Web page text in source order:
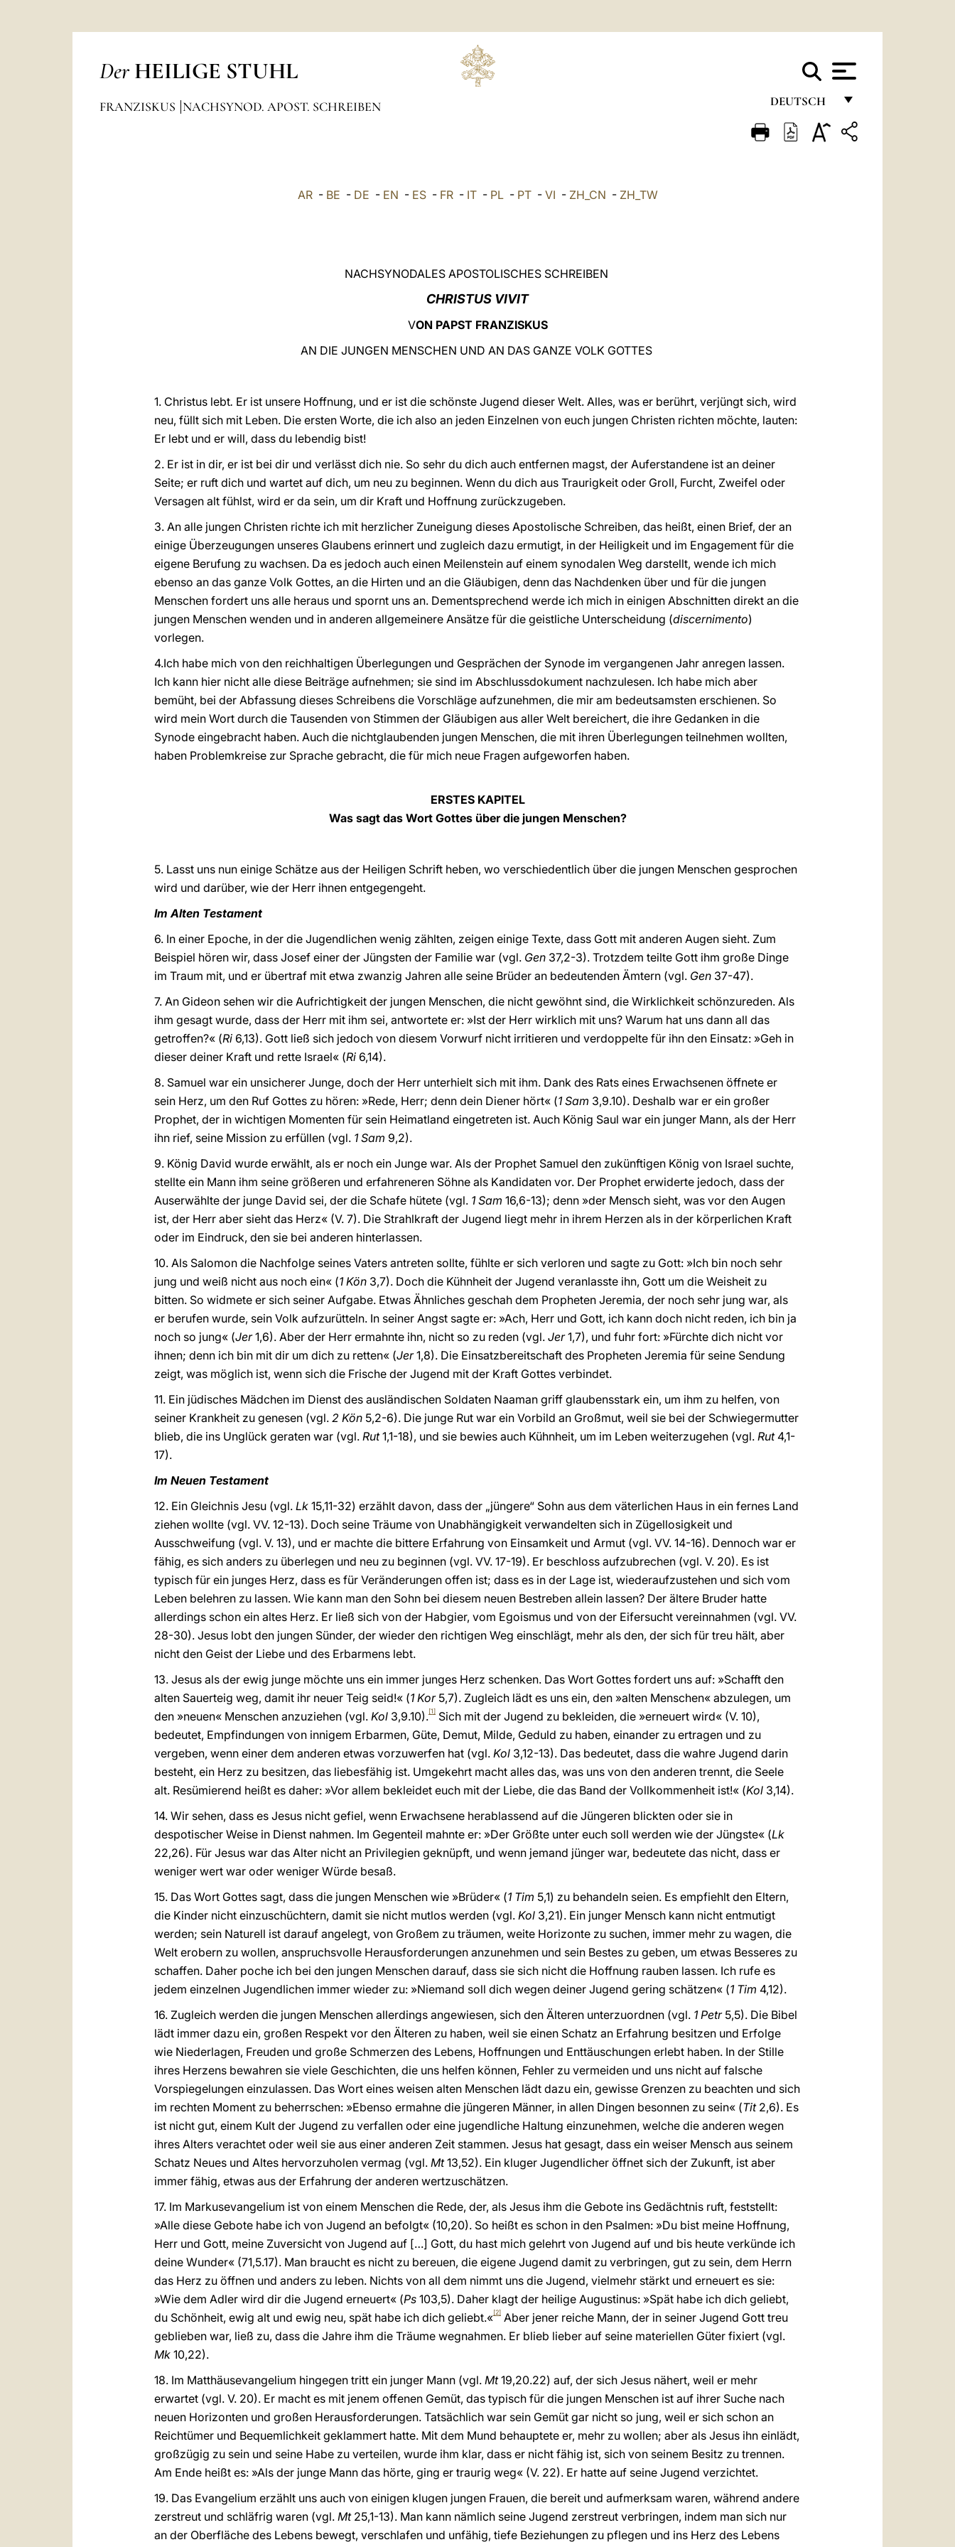
Der HEILIGE STUHL
DEUTSCH
FRANÇAIS
FRANZISKUS NACHSYNOD. APOST. SCHREIBEN
AR- BE - DE - EN - ES- FR- IT- PL- PT- VI - ZH_CN - ZH_TW
NACHSYNODALES APOSTOLISCHES SCHREIBEN
CHRISTUS VIVIT
VON PAPST FRANZISKUS
AN DIE JUNGEN MENSCHEN UND AN DAS GANZE VOLK GOTTES
1. Christus lebt. Er ist unsere Hoffnung, und er ist die schönste Jugend dieser Welt. Alles, was er berührt, verjüngt sich, wird
neu, füllt sich mit Leben. Die ersten Worte, die ich also an jeden Einzelnen von euch jungen Christen richten möchte, lauten:
Er lebt und er will, dass du lebendig bist!
2. Er ist in dir, er ist bei dir und verlässt dich nie. So sehr du dich auch entfernen magst, der Auferstandene ist an deiner
Seite; er ruft dich und wartet auf dich, um neu zu beginnen. Wenn du dich aus Traurigkeit oder Groll, Furcht, Zweifel oder
Versagen alt fühlst, wird er da sein, um dir Kraft und Hoffnung zurückzugeben.
3. An alle jungen Christen richte ich mit herzlicher Zuneigung dieses Apostolische Schreiben, das heißt, einen Brief, der an
einige Überzeugungen unseres Glaubens erinnert und zugleich dazu ermutigt, in der Heiligkeit und im Engagement für die
eigene Berufung zu wachsen. Da es jedoch auch einen Meilenstein auf einem synodalen Weg darstellt, wende ich mich
ebenso an das ganze Volk Gottes, an die Hirten und an die Gläubigen, denn das Nachdenken über und für die jungen
Menschen fordert uns alle heraus und spornt uns an. Dementsprechend werde ich mich in einigen Abschnitten direkt an die
jungen Menschen wenden und in anderen allgemeinere Ansätze für die geistliche Unterscheidung (discernimento)
vorlegen.
4.Ich habe mich von den reichhaltigen Überlegungen und Gesprächen der Synode im vergangenen Jahr anregen lassen.
Ich kann hier nicht alle diese Beiträge aufnehmen; sie sind im Abschlussdokument nachzulesen. Ich habe mich aber
bemüht, bei der Abfassung dieses Schreibens die Vorschläge aufzunehmen, die mir am bedeutsamsten erschienen. So
wird mein Wort durch die Tausenden von Stimmen der Gläubigen aus aller Welt bereichert, die ihre Gedanken in die
Synode eingebracht haben. Auch die nichtglaubenden jungen Menschen, die mit ihren Überlegungen teilnehmen wollten,
haben Problemkreise zur Sprache gebracht, die für mich neue Fragen aufgeworfen haben.
ERSTES KAPITEL
Was sagt das Wort Gottes über die jungen Menschen?
5. Lasst uns nun einige Schätze aus der Heiligen Schrift heben, wo verschiedentlich über die jungen Menschen gesprochen
wird und darüber, wie der Herr ihnen entgegengeht.
Im Alten Testament
6. In einer Epoche, in der die Jugendlichen wenig zählten, zeigen einige Texte, dass Gott mit anderen Augen sieht. Zum
Beispiel hören wir, dass Josef einer der Jüngsten der Familie war (vgl. Gen 37,2-3). Trotzdem teilte Gott ihm große Dinge
im Traum mit, und er übertraf mit etwa zwanzig Jahren alle seine Brüder an bedeutenden Ämtern (vgl. Gen 37-47).
7. An Gideon sehen wir die Aufrichtigkeit der jungen Menschen, die nicht gewöhnt sind, die Wirklichkeit schönzureden. Als
ihm gesagt wurde, dass der Herr mit ihm sei, antwortete er: »Ist der Herr wirklich mit uns? Warum hat uns dann all das
getroffen?« (Ri 6,13). Gott ließ sich jedoch von diesem Vorwurf nicht irritieren und verdoppelte für ihn den Einsatz: »Geh in
dieser deiner Kraft und rette Israel« (Ri 6,14).
8. Samuel war ein unsicherer Junge, doch der Herr unterhielt sich mit ihm. Dank des Rats eines Erwachsenen öffnete er
sein Herz, um den Ruf Gottes zu hören: »Rede, Herr; denn dein Diener hört« (1 Sam 3,9.10). Deshalb war er ein großer
Prophet, der in wichtigen Momenten für sein Heimatland eingetreten ist. Auch König Saul war ein junger Mann, als der Herr
ihn rief, seine Mission zu erfüllen (vgl. 1 Sam 9,2).
9. König David wurde erwählt, als er noch ein Junge war. Als der Prophet Samuel den zukünftigen König von Israel suchte,
stellte ein Mann ihm seine größeren und erfahreneren Söhne als Kandidaten vor. Der Prophet erwiderte jedoch, dass der
Auserwählte der junge David sei, der die Schafe hütete (vgl. 1 Sam 16,6-13); denn »der Mensch sieht, was vor den Augen
ist, der Herr aber sieht das Herz« (V. 7). Die Strahlkraft der Jugend liegt mehr in ihrem Herzen als in der körperlichen Kraft
oder im Eindruck, den sie bei anderen hinterlassen.
10. Als Salomon die Nachfolge seines Vaters antreten sollte, fühlte er sich verloren und sagte zu Gott: »Ich bin noch sehr
jung und weiß nicht aus noch ein« (1 Kön 3,7). Doch die Kühnheit der Jugend veranlasste ihn, Gott um die Weisheit zu
bitten. So widmete er sich seiner Aufgabe. Etwas Ähnliches geschah dem Propheten Jeremia, der noch sehr jung war, als
er berufen wurde, sein Volk aufzurütteln. In seiner Angst sagte er: »Ach, Herr und Gott, ich kann doch nicht reden, ich bin ja
noch so jung« (Jer1,6). Aber der Herr ermahnte ihn, nicht so zu reden (vgl. Jer1,7), und fuhr fort: »Fürchte dich nicht vor
ihnen; denn ich bin mit dir um dich zu retten« (Jer1,8). Die Einsatzbereitschaft des Propheten Jeremia für seine Sendung
zeigt, was möglich ist, wenn sich die Frische der Jugend mit der Kraft Gottes verbindet.
11. Ein jüdisches Mädchen im Dienst des ausländischen Soldaten Naaman griff glaubensstark ein, um ihm zu helfen, von
seiner Krankheit zu genesen (vgl. 2 Kön 5,2-6). Die junge Rut war ein Vorbild an Großmut, weil sie bei der Schwiegermutter
blieb, die ins Unglück geraten war (vgl. Rut1,1-18), und sie bewies auch Kühnheit, um im Leben weiterzugehen (vgl. Rut4,1-
17).
Im Neuen Testament
12. Ein Gleichnis Jesu (vgl. Lk 15,11-32) erzählt davon, dass der „jüngere“ Sohn aus dem väterlichen Haus in ein fernes Land
ziehen wollte (vgl. VV. 12-13). Doch seine Träume von Unabhängigkeit verwandelten sich in Zügellosigkeit und
Ausschweifung (vgl. V. 13), und er machte die bittere Erfahrung von Einsamkeit und Armut (vgl. VV. 14-16). Dennoch war er
fähig, es sich anders zu überlegen und neu zu beginnen (vgl. VV. 17-19). Er beschloss aufzubrechen (vgl. V. 20). Es ist
typisch für ein junges Herz, dass es für Veränderungen offen ist; dass es in der Lage ist, wiederaufzustehen und sich vom
Leben belehren zu lassen. Wie kann man den Sohn bei diesem neuen Bestreben allein lassen? Der ältere Bruder hatte
allerdings schon ein altes Herz. Er ließ sich von der Habgier, vom Egoismus und von der Eifersucht vereinnahmen (vgl. VV.
28-30). Jesus lobt den jungen Sünder, der wieder den richtigen Weg einschlägt, mehr als den, der sich für treu hält, aber
nicht den Geist der Liebe und des Erbarmens lebt.
13. Jesus als der ewig junge möchte uns ein immer junges Herz schenken. Das Wort Gottes fordert uns auf: »Schafft den
alten Sauerteig weg, damit ihr neuer Teig seid!« (1 Kor5,7). Zugleich lädt es uns ein, den »alten Menschen« abzulegen, um
den »neuen« Menschen anzuziehen (vgl. Kol 3,9.10).[1] Sich mit der Jugend zu bekleiden, die »erneuert wird« (V. 10),
bedeutet, Empfindungen von innigem Erbarmen, Güte, Demut, Milde, Geduld zu haben, einander zu ertragen und zu
vergeben, wenn einer dem anderen etwas vorzuwerfen hat (vgl. Kol 3,12-13). Das bedeutet, dass die wahre Jugend darin
besteht, ein Herz zu besitzen, das liebesfähig ist. Umgekehrt macht alles das, was uns von den anderen trennt, die Seele
alt. Resümierend heißt es daher: »Vor allem bekleidet euch mit der Liebe, die das Band der Vollkommenheit ist!« (Kol 3,14).
14. Wir sehen, dass es Jesus nicht gefiel, wenn Erwachsene herablassend auf die Jüngeren blickten oder sie in
despotischer Weise in Dienst nahmen. Im Gegenteil mahnte er: »Der Größte unter euch soll werden wie der Jüngste« (Lk
22,26). Für Jesus war das Alter nicht an Privilegien geknüpft, und wenn jemand jünger war, bedeutete das nicht, dass er
weniger wert war oder weniger Würde besaß.
15. Das Wort Gottes sagt, dass die jungen Menschen wie »Brüder« (1 Tim 5,1) zu behandeln seien. Es empfiehlt den Eltern,
die Kinder nicht einzuschüchtern, damit sie nicht mutlos werden (vgl. Kol 3,21). Ein junger Mensch kann nicht entmutigt
werden; sein Naturell ist darauf angelegt, von Großem zu träumen, weite Horizonte zu suchen, immer mehr zu wagen, die
Welt erobern zu wollen, anspruchsvolle Herausforderungen anzunehmen und sein Bestes zu geben, um etwas Besseres zu
schaffen. Daher poche ich bei den jungen Menschen darauf, dass sie sich nicht die Hoffnung rauben lassen. Ich rufe es
jedem einzelnen Jugendlichen immer wieder zu: »Niemand soll dich wegen deiner Jugend gering schätzen« (1 Tim 4,12).
16. Zugleich werden die jungen Menschen allerdings angewiesen, sich den Älteren unterzuordnen (vgl. 1 Petr 5,5). Die Bibel
lädt immer dazu ein, großen Respekt vor den Älteren zu haben, weil sie einen Schatz an Erfahrung besitzen und Erfolge
wie Niederlagen, Freuden und große Schmerzen des Lebens, Hoffnungen und Enttäuschungen erlebt haben. In der Stille
ihres Herzens bewahren sie viele Geschichten, die uns helfen können, Fehler zu vermeiden und uns nicht auf falsche
Vorspiegelungen einzulassen. Das Wort eines weisen alten Menschen lädt dazu ein, gewisse Grenzen zu beachten und sich
im rechten Moment zu beherrschen: »Ebenso ermahne die jüngeren Männer, in allen Dingen besonnen zu sein« (Tit2,6). Es
ist nicht gut, einem Kult der Jugend zu verfallen oder eine jugendliche Haltung einzunehmen, welche die anderen wegen
ihres Alters verachtet oder weil sie aus einer anderen Zeit stammen. Jesus hat gesagt, dass ein weiser Mensch aus seinem
Schatz Neues und Altes hervorzuholen vermag (vgl. Mt13,52). Ein kluger Jugendlicher öffnet sich der Zukunft, ist aber
immer fähig, etwas aus der Erfahrung der anderen wertzuschätzen.
17. Im Markusevangelium ist von einem Menschen die Rede, der, als Jesus ihm die Gebote ins Gedächtnis ruft, feststellt:
»Alle diese Gebote habe ich von Jugend an befolgt« (10,20). So heißt es schon in den Psalmen: »Du bist meine Hoffnung,
Herr und Gott, meine Zuversicht von Jugend auf […] Gott, du hast mich gelehrt von Jugend auf und bis heute verkünde ich
deine Wunder« (71,5.17). Man braucht es nicht zu bereuen, die eigene Jugend damit zu verbringen, gut zu sein, dem Herrn
das Herz zu öffnen und anders zu leben. Nichts von all dem nimmt uns die Jugend, vielmehr stärkt und erneuert es sie:
»Wie dem Adler wird dir die Jugend erneuert« (Ps 103,5). Daher klagt der heilige Augustinus: »Spät habe ich dich geliebt,
du Schönheit, ewig alt und ewig neu, spät habe ich dich geliebt.«[2] Aber jener reiche Mann, der in seiner Jugend Gott treu
geblieben war, ließ zu, dass die Jahre ihm die Träume wegnahmen. Er blieb lieber auf seine materiellen Güter fixiert (vgl.
Mk 10,22).
18. Im Matthäusevangelium hingegen tritt ein junger Mann (vgl. Mt19,20.22) auf, der sich Jesus nähert, weil er mehr
erwartet (vgl. V. 20). Er macht es mit jenem offenen Gemüt, das typisch für die jungen Menschen ist auf ihrer Suche nach
neuen Horizonten und großen Herausforderungen. Tatsächlich war sein Gemüt gar nicht so jung, weil er sich schon an
Reichtümer und Bequemlichkeit geklammert hatte. Mit dem Mund behauptete er, mehr zu wollen; aber als Jesus ihn einlädt,
großzügig zu sein und seine Habe zu verteilen, wurde ihm klar, dass er nicht fähig ist, sich von seinem Besitz zu trennen.
Am Ende heißt es: »Als der junge Mann das hörte, ging er traurig weg« (V. 22). Er hatte auf seine Jugend verzichtet.
19. Das Evangelium erzählt uns auch von einigen klugen jungen Frauen, die bereit und aufmerksam waren, während andere
zerstreut und schläfrig waren (vgl. Mt25,1-13). Man kann nämlich seine Jugend zerstreut verbringen, indem man sich nur
an der Oberfläche des Lebens bewegt, verschlafen und unfähig, tiefe Beziehungen zu pflegen und ins Herz des Lebens